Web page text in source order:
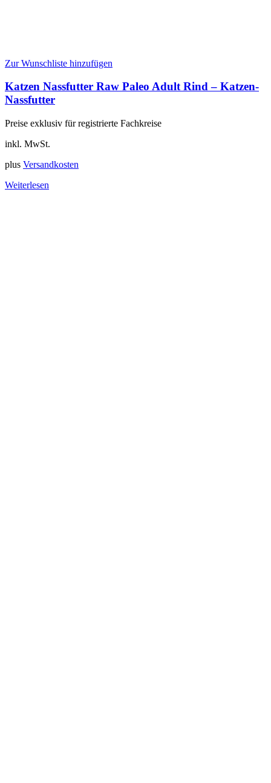
Zur Wunschliste hinzufügen
Katzen Nassfutter Raw Paleo Adult Rind – Katzen-
Nassfutter
Preise exklusiv für registrierte Fachkreise
inkl. MwSt.
plus Versandkosten
Weiterlesen